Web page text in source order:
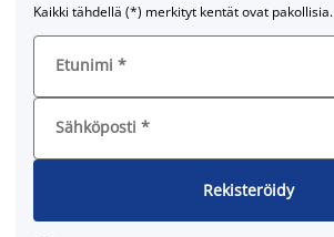
Kaikki tähdellä (*) merkityt kentät ovat pakollisia.
Etunimi *
Sähköposti *
Rekisteröidy